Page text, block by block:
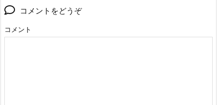
コメントをどうぞ
コメント